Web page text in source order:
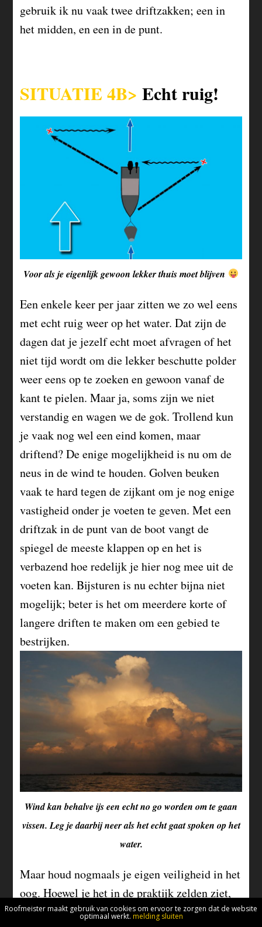
gebruik ik nu vaak twee driftzakken; een in
het midden, en een in de punt.
SITUATIE 4B> Echt ruig!
Voor als je eigenlijk gewoon lekker thuis moet blijven
Een enkele keer per jaar zitten we zo wel eens
met echt ruig weer op het water. Dat zijn de
dagen dat je jezelf echt moet afvragen of het
niet tijd wordt om die lekker beschutte polder
weer eens op te zoeken en gewoon vanaf de
kant te pielen. Maar ja, soms zijn we niet
verstandig en wagen we de gok. Trollend kun
je vaak nog wel een eind komen, maar
driftend? De enige mogelijkheid is nu om de
neus in de wind te houden. Golven beuken
vaak te hard tegen de zijkant om je nog enige
vastigheid onder je voeten te geven. Met een
driftzak in de punt van de boot vangt de
spiegel de meeste klappen op en het is
verbazend hoe redelijk je hier nog mee uit de
voeten kan. Bijsturen is nu echter bijna niet
mogelijk; beter is het om meerdere korte of
langere driften te maken om een gebied te
bestrijken.
Wind kan behalve ijs een echt no go worden om te gaan
vissen. Leg je daarbij neer als het echt gaat spoken op het
water.
Maar houd nogmaals je eigen veiligheid in het
oog. Hoewel je het in de praktijk zelden ziet,
is het dragen van een reddingsvest nu echt niet
Roofmeister maakt gebruik van cookies om ervoor te zorgen dat de website
optimaal werkt. melding sluiten